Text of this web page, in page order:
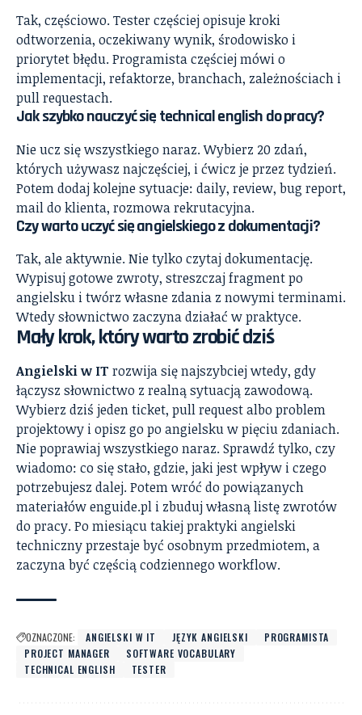
Tak, częściowo. Tester częściej opisuje kroki
odtworzenia, oczekiwany wynik, środowisko i
priorytet błędu. Programista częściej mówi o
implementacji, refaktorze, branchach, zależnościach i
pull requestach.
Jak szybko nauczyć się technical english do pracy?
Nie ucz się wszystkiego naraz. Wybierz 20 zdań,
których używasz najczęściej, i ćwicz je przez tydzień.
Potem dodaj kolejne sytuacje: daily, review, bug report,
mail do klienta, rozmowa rekrutacyjna.
Czy warto uczyć się angielskiego z dokumentacji?
Tak, ale aktywnie. Nie tylko czytaj dokumentację.
Wypisuj gotowe zwroty, streszczaj fragment po
angielsku i twórz własne zdania z nowymi terminami.
Wtedy słownictwo zaczyna działać w praktyce.
Mały krok, który warto zrobić dziś
Angielski w IT rozwija się najszybciej wtedy, gdy
łączysz słownictwo z realną sytuacją zawodową.
Wybierz dziś jeden ticket, pull request albo problem
projektowy i opisz go po angielsku w pięciu zdaniach.
Nie poprawiaj wszystkiego naraz. Sprawdź tylko, czy
wiadomo: co się stało, gdzie, jaki jest wpływ i czego
potrzebujesz dalej. Potem wróć do powiązanych
materiałów enguide.pl i zbuduj własną listę zwrotów
do pracy. Po miesiącu takiej praktyki angielski
techniczny przestaje być osobnym przedmiotem, a
zaczyna być częścią codziennego workflow.
OZNACZONE: ANGIELSKI W IT JĘZYK ANGIELSKI
PROGRAMISTA
PROJECT MANAGER
SOFTWARE VOCABULARY
TECHNICAL ENGLISH
TESTER